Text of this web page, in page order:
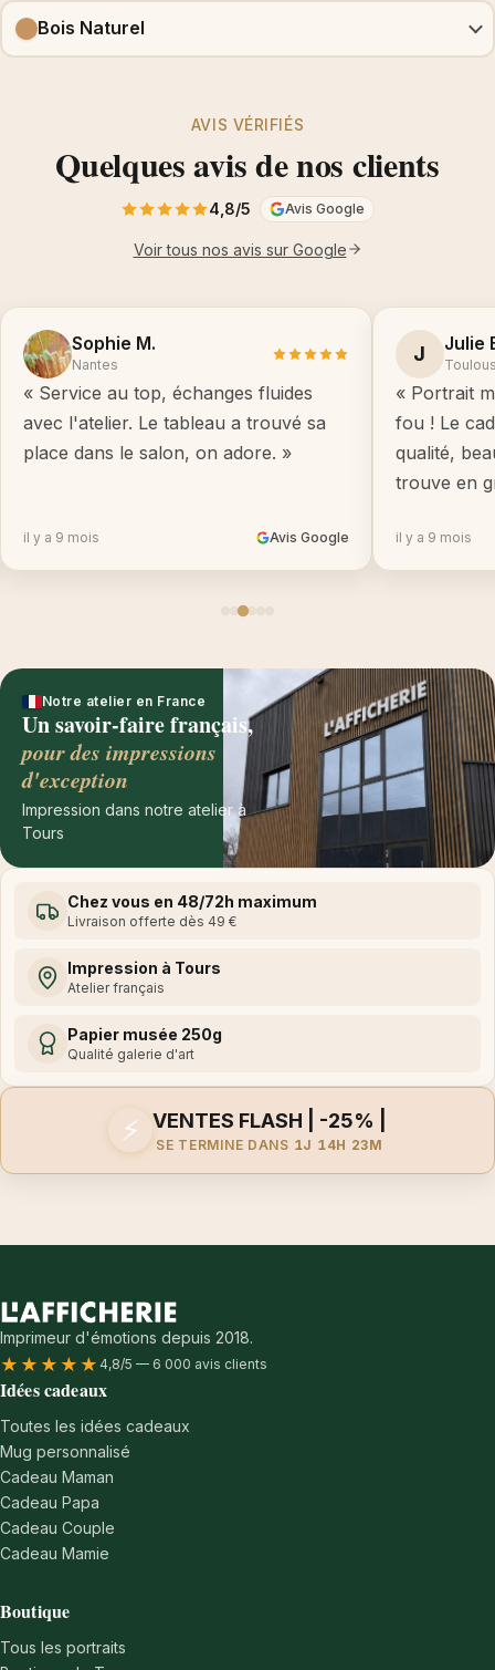
Bois Naturel
AVIS VÉRIFIÉS
Quelques avis de nos clients
4,8/5 Avis Google
Voir tous nos avis sur Google
Sophie M.
Nantes
« Service au top, échanges fluides
avec l'atelier. Le tableau a trouvé sa
place dans le salon, on adore. »
il y a 9 mois Avis Google
J Julie
« Portrait
fou ! Le
qualité,
trouve en
il y a 9 mois
Notre atelier en France
Un savoir-faire français,
pour des impressions
d'exception
Impression dans notre atelier à
Tours
Chez vous en 48/72h maximum
Livraison offerte dès 49 €
Impression à Tours
Atelier français
Papier musée 250g
Qualité galerie d'art
⚡ VENTES FLASH | -25% |
SE TERMINE DANS 1J 14H 23M
Imprimeur d'émotions depuis 2018.
★★★★★ 4,8/5 — 6 000 avis clients
Idées cadeaux
Toutes les idées cadeaux
Mug personnalisé
Cadeau Maman
Cadeau Papa
Cadeau Couple
Cadeau Mamie
Boutique
Tous les portraits